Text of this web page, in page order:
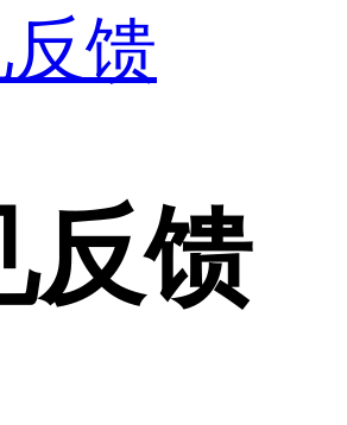
馈
反馈